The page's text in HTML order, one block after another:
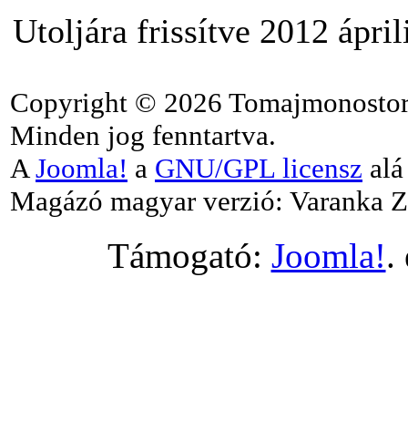
Utoljára frissítve 2012
Copyright © 2026
Minden jog fenntartva.
A Joomla! a GNU/GPL licensz
Magázó magyar verzió: Varanka
Támogató: Joomla!.